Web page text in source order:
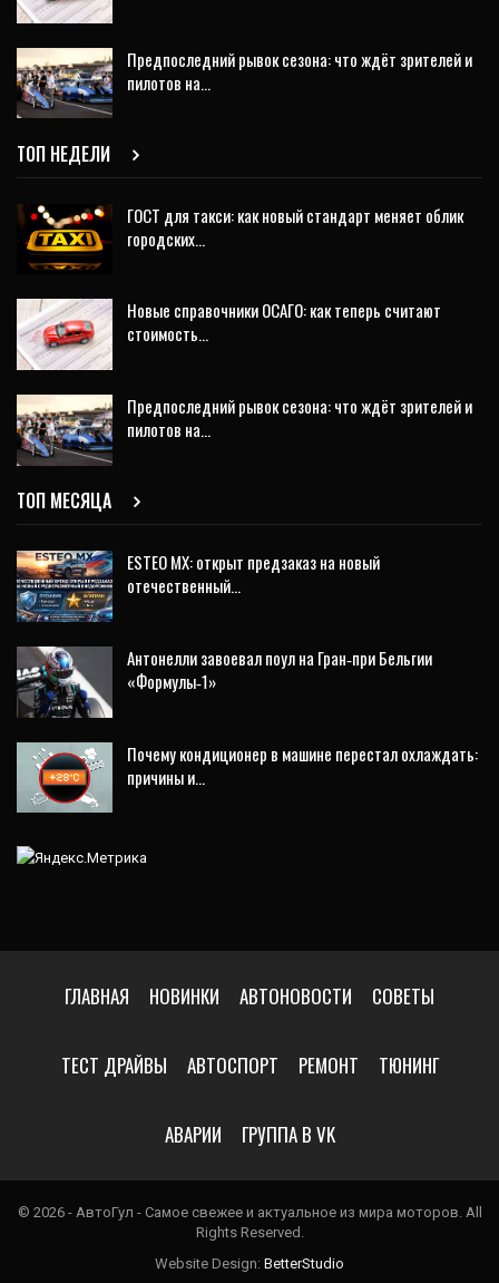
Предпоследний рывок сезона: что ждёт зрителей и
пилотов на…
ТОП НЕДЕЛИ
ГОСТ для такси: как новый стандарт меняет облик
городских…
Новые справочники ОСАГО: как теперь считают
стоимость…
Предпоследний рывок сезона: что ждёт зрителей и
пилотов на…
ТОП МЕСЯЦА
ESTEO MX: открыт предзаказ на новый
отечественный…
Антонелли завоевал поул на Гран‑при Бельгии
«Формулы‑1»
Почему кондиционер в машине перестал охлаждать:
причины и…
ГЛАВНАЯ НОВИНКИ АВТОНОВОСТИ СОВЕТЫ
ТЕСТ ДРАЙВЫ АВТОСПОРТ РЕМОНТ ТЮНИНГ
АВАРИИ ГРУППА В VK
© 2026 - АвтоГул - Самое свежее и актуальное из мира моторов. All
Rights Reserved.
Website Design: BetterStudio